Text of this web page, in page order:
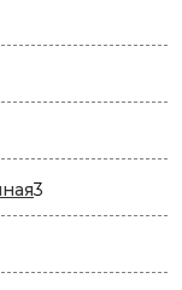
3
товара